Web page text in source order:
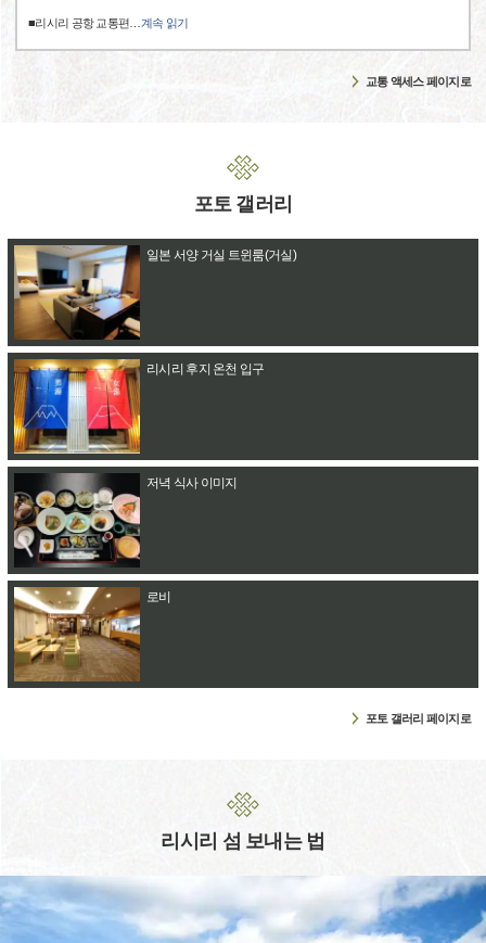
■리시리 공항 교통편 계속 읽기
교통 액세스 페이지로
포토 갤러리
일본 서양 거실 트윈룸(거실)
리시리 후지 온천 입구
저녁 식사 이미지
로비
포토 갤러리 페이지로
리시리 섬 보내는 법